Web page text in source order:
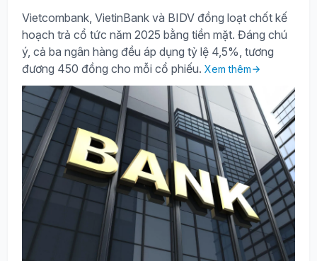
Vietcombank, VietinBank và BIDV đồng loạt chốt kế
hoạch trả cổ tức năm 2025 bằng tiền mặt. Đáng chú
ý, cả ba ngân hàng đều áp dụng tỷ lệ 4,5%, tương
đương 450 đồng cho mỗi cổ phiếu. Xem thêm